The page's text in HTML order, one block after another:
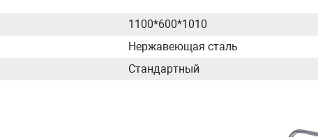
1100*600*1010
Нержавеющая сталь
Стандартный